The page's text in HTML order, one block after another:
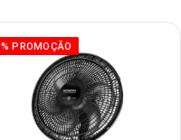
% PROMOÇÃO